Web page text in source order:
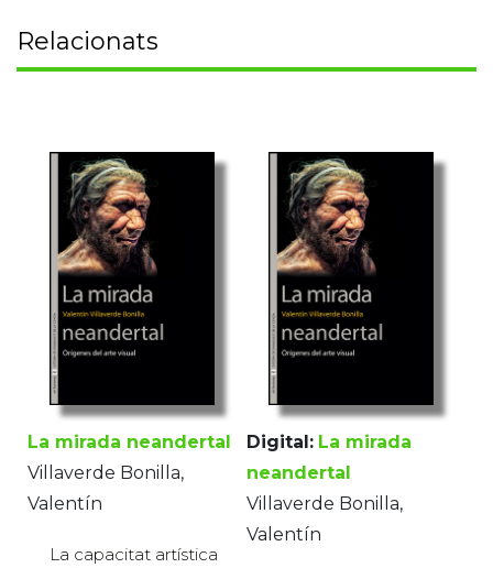
Relacionats
La mirada neandertal
Villaverde Bonilla,
Valentín
La capacitat artística
Digital: La mirada
neandertal
Villaverde Bonilla,
Valentín